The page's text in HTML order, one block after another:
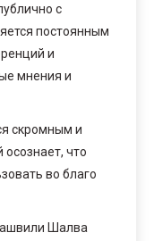
с
постоянным
и
мнения и
скромным и
что
во благо
Шалва